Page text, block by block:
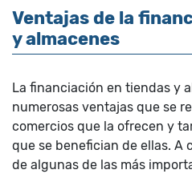
Ventajas de la
y almacenes
La financiación en tiendas y
numerosas ventajas que se
comercios que la ofrecen y
que se benefician de ellas. A
de algunas de las más